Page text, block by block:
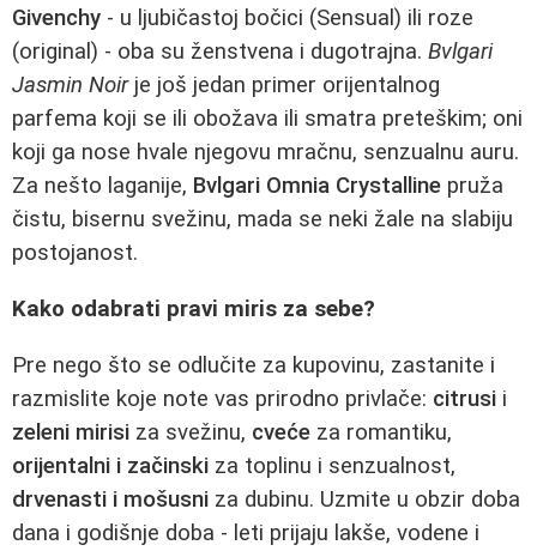
Givenchy - u ljubičastoj bočici (Sensual) ili roze
(original) - oba su ženstvena i dugotrajna. Bvlgari
Jasmin Noirje još jedan primer orijentalnog
parfema koji se ili obožava ili smatra preteškim; oni
koji ga nose hvale njegovu mračnu, senzualnu auru.
Za nešto laganije, Bvlgari Omnia Crystalline pruža
čistu, bisernu svežinu, mada se neki žale na slabiju
postojanost.
Kako odabrati pravi miris za sebe?
Pre nego što se odlučite za kupovinu, zastanite i
razmislite koje note vas prirodno privlače: citrusi i
zeleni mirisi za svežinu, cveće za romantiku,
orijentalni i začinski za toplinu i senzualnost,
drvenasti i mošusni za dubinu. Uzmite u obzir doba
dana i godišnje doba - leti prijaju lakše, vodene i